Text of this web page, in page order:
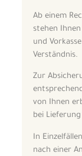
Ab einem
stehen
und
Verständnis.
Zur
von Ihnen
bei
In
nach einer